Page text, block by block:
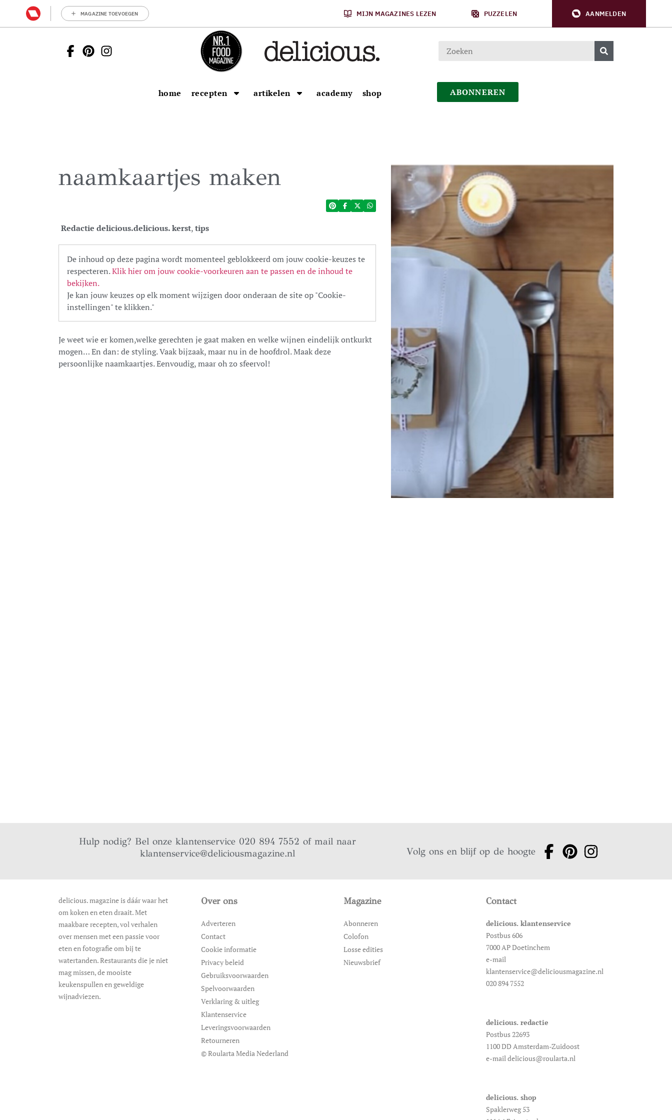
MAGAZINE TOEVOEGEN MIJN MAGAZINES LEZEN PUZZELEN AANMELDEN
home recepten artikelen academy shop ABONNEREN
naamkaartjes maken
Redactie delicious.delicious. kerst,tips
De inhoud op deze pagina wordt momenteel geblokkeerd om jouw cookie-keuzes te
respecteren.Klik hier om jouw cookie-voorkeuren aan te passen en de inhoud te
bekijken.
Je kan jouw keuzes op elk moment wijzigen door onderaan de site op "Cookie-
instellingen" te klikken."
Je weet wie er komen,welke gerechten je gaat maken en welke wijnen eindelijk ontkurkt
mogen… En dan: de styling. Vaak bijzaak, maar nu in de hoofdrol. Maak deze
persoonlijke naamkaartjes. Eenvoudig, maar oh zo sfeervol!
Hulp nodig? Bel onze klantenservice 020 894 7552 of mail naar
klantenservice@deliciousmagazine.nl
Volg ons en blijf op de hoogte
delicious. magazine is dáár waar het
om koken en eten draait. Met
maakbare recepten, vol verhalen
over mensen met een passie voor
eten en fotografie om bij te
watertanden. Restaurants die je niet
mag missen, de mooiste
keukenspullen en geweldige
wijnadviezen.
Over ons
Adverteren
Contact
Cookie informatie
Privacy beleid
Gebruiksvoorwaarden
Spelvoorwaarden
Verklaring & uitleg
Klantenservice
Leveringsvoorwaarden
Retourneren
© Roularta Media Nederland
Magazine
Abonneren
Colofon
Losse edities
Nieuwsbrief
Contact
delicious. klantenservice
Postbus 606
7000 AP Doetinchem
e-mail
klantenservice@deliciousmagazine.nl
020 894 7552
delicious. redactie
Postbus 22693
1100 DD Amsterdam-Zuidoost
e-mail delicious@roularta.nl
delicious. shop
Spaklerweg 53